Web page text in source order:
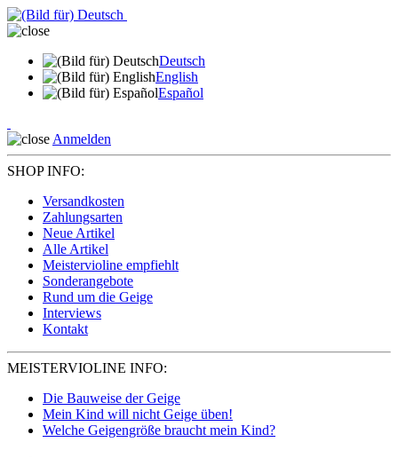
Deutsch
English
Español
Anmelden
SHOP INFO:
Versandkosten
Zahlungsarten
Neue Artikel
Alle Artikel
Meistervioline empfiehlt
Sonderangebote
Rund um die Geige
Interviews
Kontakt
MEISTERVIOLINE INFO:
Die Bauweise der Geige
Mein Kind will nicht Geige üben!
Welche Geigengröße braucht mein Kind?